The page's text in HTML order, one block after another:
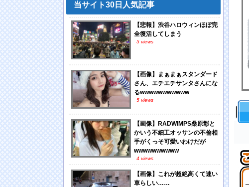
当サイト30日人気記事
【悲報】渋谷ハロウィンほぼ完
全復活してしまう
5 views
【画像】まぁまぁスタンダード
さん、エチエチサンタさんにな
るwwwwwwwwwww
5 views
【画像】RADWIMPS桑原彰と
かいう不細工オッサンの不倫相
手がくっそ可愛いわけだが
wwwwwwwwww
4 views
【画像】これが超絶高くて速い
車らしい……